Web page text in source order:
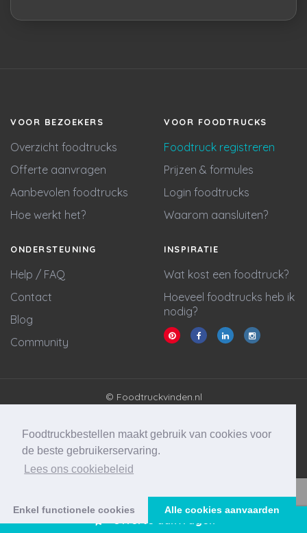
Foodtruckbestellen maakt gebruik van cookies voor
de beste gebruikerservaring.
Lees ons cookiebeleid
Enkel functionele cookies Alle cookies aanvaarden
Offerte aanvragen
VOOR BEZOEKERS
Overzicht foodtrucks
Offerte aanvragen
Aanbevolen foodtrucks
Hoe werkt het?
VOOR FOODTRUCKS
Foodtruck registreren
Prijzen & formules
Login foodtrucks
Waarom aansluiten?
ONDERSTEUNING
Help / FAQ
Contact
Blog
Community
INSPIRATIE
Wat kost een foodtruck?
Hoeveel foodtrucks heb ik
nodig?
© Foodtruckvinden.nl
Cookie statement
Website & marketing door